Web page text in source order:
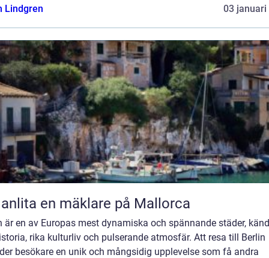
Lindgren
03 januari
en mäklare på Mallorca
är en av Europas mest dynamiska och spännande städer,
rika kulturliv och pulserande atmosfär. Att resa till Berlin
besökare en unik och mångsidig upplevelse som få andra